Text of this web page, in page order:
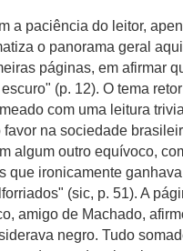
a paciência do leitor,
o panorama geral
páginas, em afirmar
(p. 12). O tema
com uma leitura
na sociedade
algum outro equívoco,
que ironicamente
(sic, p. 51). A
amigo de Machado,
negro. Tudo